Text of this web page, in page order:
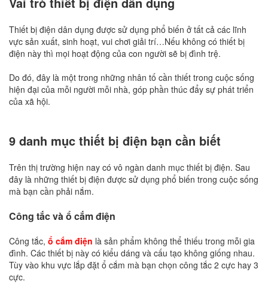
Thiết bị điện dân dụng được sử dụng phổ biến ở tất cả các lĩnh
vực sản xuất, sinh hoạt, vui chơi giải trí…Nếu không có thiết bị
điện này thì mọi hoạt động của con người sẽ bị đình trệ.
Do đó, đây là một trong những nhân tố cần thiết trong cuộc sống
hiện đại của mỗi người mỗi nhà, góp phần thúc đẩy sự phát triển
của xã hội.
9 danh mục thiết bị điện bạn cần biết
Trên thị trường hiện nay có vô ngàn danh mục thiết bị điện. Sau
đây là những thiết bị điện được sử dụng phổ biến trong cuộc sống
mà bạn cần phải nắm.
Công tắc và ổ cắm điện
Công tắc, ổ cắm điện là sản phẩm không thể thiếu trong mỗi gia
đình. Các thiết bị này có kiểu dáng và cấu tạo không giống nhau.
Tùy vào khu vực lắp đặt ổ cắm mà bạn chọn công tắc 2 cực hay 3
cực.